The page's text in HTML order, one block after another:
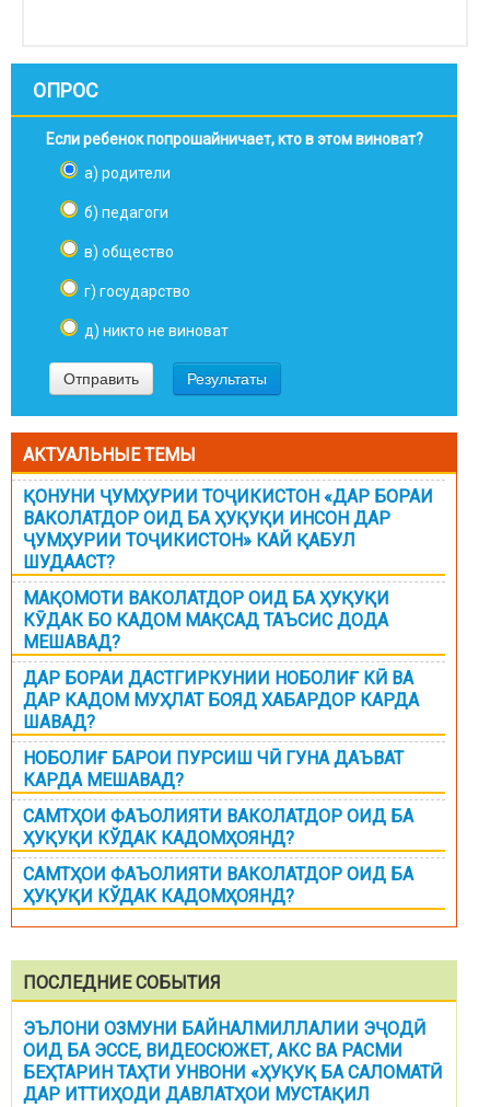
ОПРОС
Если ребенок попрошайничает, кто в этом виноват?
а) родители
б) педагоги
в) общество
г) государство
д) никто не виноват
АКТУАЛЬНЫЕ ТЕМЫ
ҚОНУНИ ҶУМҲУРИИ ТОҶИКИСТОН «ДАР БОРАИ
ВАКОЛАТДОР ОИД БА ҲУҚУҚИ ИНСОН ДАР
ҶУМҲУРИИ ТОҶИКИСТОН» КАЙ ҚАБУЛ
ШУДААСТ?
МАҚОМОТИ ВАКОЛАТДОР ОИД БА ҲУҚУҚИ
КӮДАК БО КАДОМ МАҚСАД ТАЪСИС ДОДА
МЕШАВАД?
ДАР БОРАИ ДАСТГИРКУНИИ НОБОЛИҒ КӢ ВА
ДАР КАДОМ МУҲЛАТ БОЯД ХАБАРДОР КАРДА
ШАВАД?
НОБОЛИҒ БАРОИ ПУРСИШ ЧӢ ГУНА ДАЪВАТ
КАРДА МЕШАВАД?
САМТҲОИ ФАЪОЛИЯТИ ВАКОЛАТДОР ОИД БА
ҲУҚУҚИ КЎДАК КАДОМҲОЯНД?
САМТҲОИ ФАЪОЛИЯТИ ВАКОЛАТДОР ОИД БА
ҲУҚУҚИ КЎДАК КАДОМҲОЯНД?
ПОСЛЕДНИЕ СОБЫТИЯ
ЭЪЛОНИ ОЗМУНИ БАЙНАЛМИЛЛАЛИИ ЭҶОДӢ
ОИД БА ЭССЕ, ВИДЕОСЮЖЕТ, АКС ВА РАСМИ
БЕҲТАРИН ТАҲТИ УНВОНИ «ҲУҚУҚ БА САЛОМАТӢ
ДАР ИТТИҲОДИ ДАВЛАТҲОИ МУСТАҚИЛ